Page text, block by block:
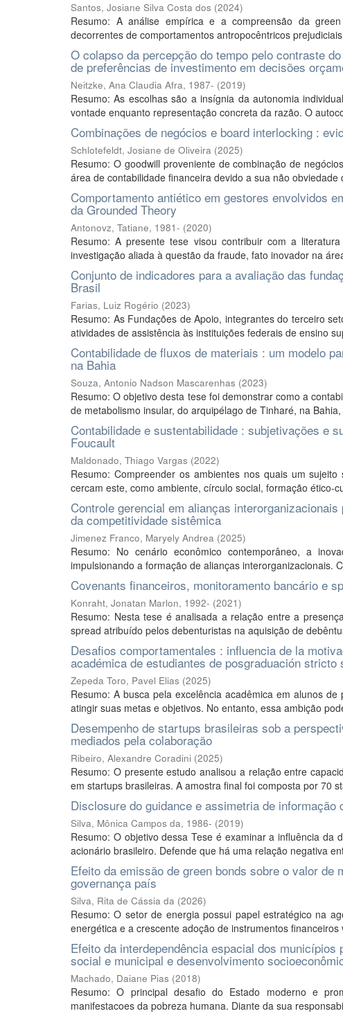
Santos, Josiane Silva Costa dos (2024)
Resumo: A análise empírica e a compreensão da
decorrentes de comportamentos antropocêntricos
O colapso da percepção do tempo pelo contraste
de preferências de investimento em decisões
Neitzke, Ana Claudia Afra, 1987- (2019)
Resumo: As escolhas são a insígnia da autonomia
vontade enquanto representação concreta da razão. O
Combinações de negócios e board interlocking :
Schlotefeldt, Josiane de Oliveira (2025)
Resumo: O goodwill proveniente de combinação de
área de contabilidade financeira devido a sua não
Comportamento antiético em gestores envolvidos
da Grounded Theory
Antonovz, Tatiane, 1981- (2020)
Resumo: A presente tese visou contribuir com a
investigação aliada à questão da fraude, fato inovador na
Conjunto de indicadores para a avaliação das
Brasil
Farias, Luiz Rogério (2023)
Resumo: As Fundações de Apoio, integrantes do terceiro
atividades de assistência às instituições federais de ensino
Contabilidade de fluxos de materiais : um modelo
na Bahia
Souza, Antonio Nadson Mascarenhas (2023)
Resumo: O objetivo desta tese foi demonstrar como a
de metabolismo insular, do arquipélago de Tinharé, na
Contabilidade e sustentabilidade : subjetivações e
Foucault
Maldonado, Thiago Vargas (2022)
Resumo: Compreender os ambientes nos quais um
cercam este, como ambiente, círculo social, formação ético-
Controle gerencial em alianças
da competitividade sistêmica
Jimenez Franco, Maryely Andrea (2025)
Resumo: No cenário econômico contemporâneo, a
impulsionando a formação de alianças interorganizacionais.
Covenants financeiros, monitoramento bancário e
Konraht, Jonatan Marlon, 1992- (2021)
Resumo: Nesta tese é analisada a relação entre a
spread atribuído pelos debenturistas na aquisição de
Desafios comportamentales : influencia de la
académica de estudiantes de posgraduación
Zepeda Toro, Pavel Elias (2025)
Resumo: A busca pela excelência acadêmica em alunos
atingir suas metas e objetivos. No entanto, essa ambição
Desempenho de startups brasileiras sob a
mediados pela colaboração
Ribeiro, Alexandre Coradini (2025)
Resumo: O presente estudo analisou a relação entre
em startups brasileiras. A amostra final foi composta por 70
Disclosure do guidance e assimetria de informação
Silva, Mônica Campos da, 1986- (2019)
Resumo: O objetivo dessa Tese é examinar a influência
acionário brasileiro. Defende que há uma relação negativa
Efeito da emissão de green bonds sobre o valor
governança país
Silva, Rita de Cássia da (2026)
Resumo: O setor de energia possui papel estratégico na
energética e a crescente adoção de instrumentos
Efeito da interdependência espacial dos
social e municipal e desenvolvimento
Machado, Daiane Pias (2018)
Resumo: O principal desafio do Estado moderno e
manifestacoes da pobreza humana. Diante da sua